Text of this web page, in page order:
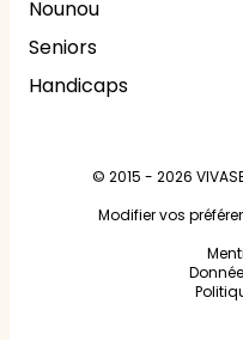
Nounou
Seniors
Handicaps
© 2015 - 2026
Modifier vos